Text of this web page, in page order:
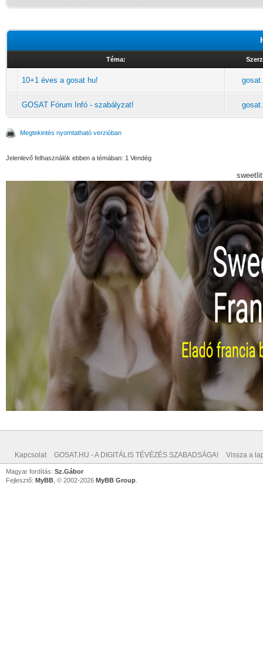
Téma:
10+1 éves a gosat hu!
GOSAT Fórum Infó - szabályzat!
Megtekintés nyomtatható verzióban
Jelenlevő felhasználók ebben a témában: 1 Vendég
Kapcsolat GOSAT.HU - A DIGITÁLIS TÉVÉZÉS SZABADSÁGA! Vissza a
Magyar fordítás: Sz.Gábor
Fejlesztő: MyBB , © 2002-2026 MyBB Group